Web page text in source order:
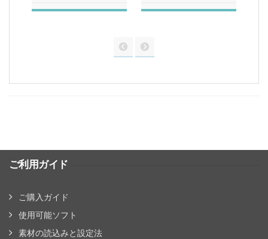
ご利用ガイド
ご購入ガイド
使用可能ソフト
素材の読込みと設定法